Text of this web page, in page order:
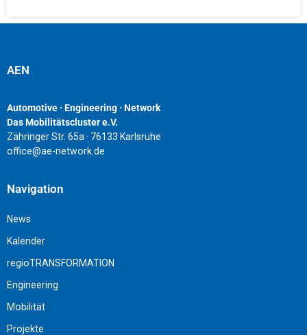
AEN
Automotive · Engineering · Network
Das Mobilitätscluster e.V.
Zähringer Str. 65a · 76133 Karlsruhe
office@ae-network.de
Navigation
News
Kalender
regioTRANSFORMATION
Engineering
Mobilität
Projekte